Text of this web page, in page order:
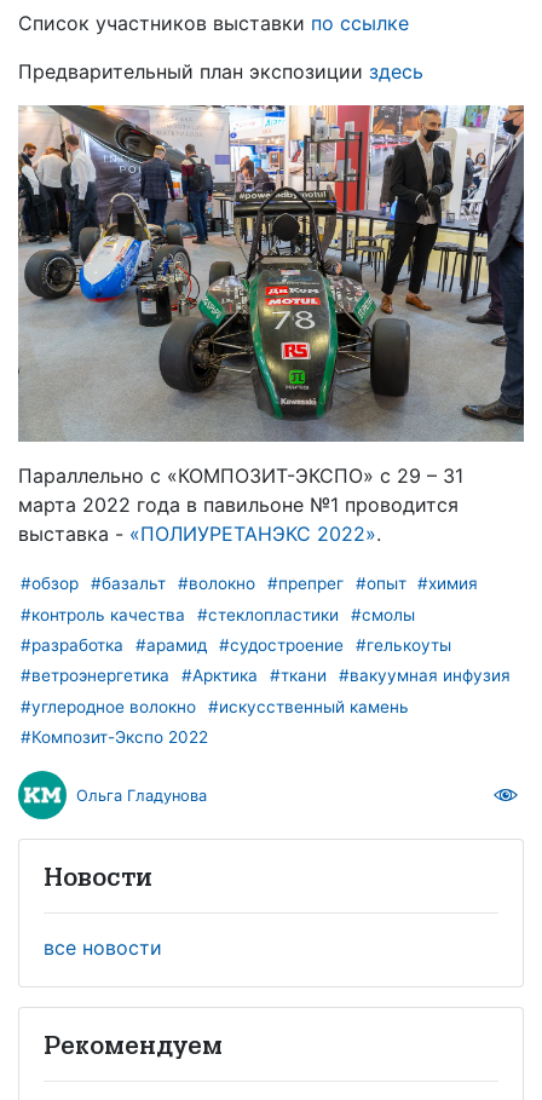
Список участников выставки по ссылке
Предварительный план экспозиции здесь
Параллельно с «КОМПОЗИТ-ЭКСПО» с 29 – 31
марта 2022 года в павильоне №1 проводится
выставка - «ПОЛИУРЕТАНЭКС 2022».
#обзор #базальт #волокно #препрег #опыт
#химия
#контроль качества
#стеклопластики
#смолы
#разработка
#арамид #судостроение
#гелькоуты
#ветроэнергетика
#Арктика #ткани
#вакуумная инфузия
#углеродное волокно
#искусственный камень
#Композит-Экспо 2022
Ольга Гладунова
Новости
все новости
Рекомендуем